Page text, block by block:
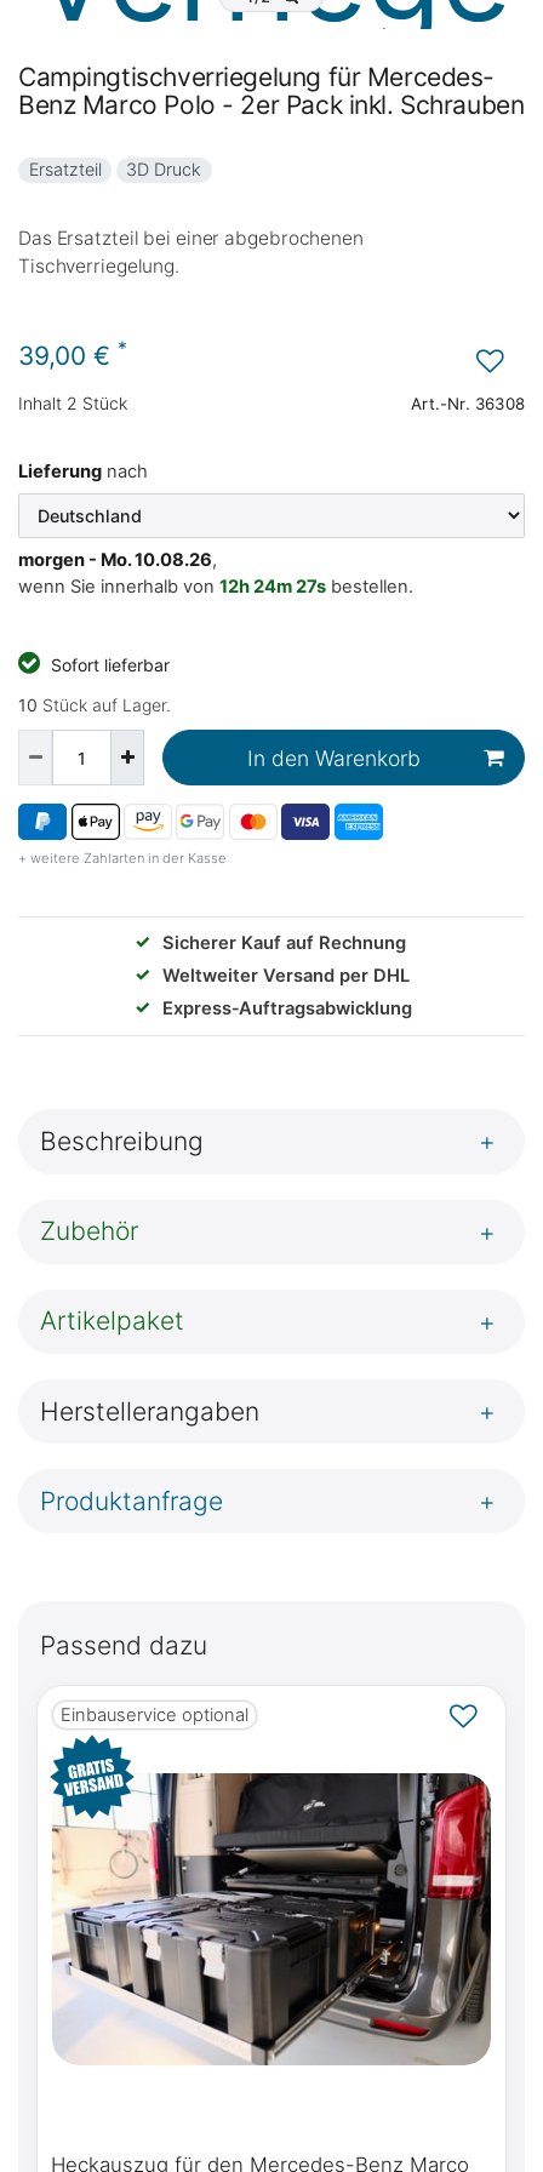
Campingtischverriegelung für Mercedes-
Benz Marco Polo - 2er Pack inkl. Schrauben
Ersatzteil 3D Druck
Das Ersatzteil bei einer abgebrochenen
Tischverriegelung.
39,00 € *
Inhalt 2 Stück Art.-Nr. 36308
Lieferung nach
morgen - Mo. 10.08.26,
wenn Sie innerhalb von 12h24m26s bestellen.
Sofort lieferbar
10 Stück auf Lager.
In den Warenkorb
+ weitere Zahlarten in der Kasse
✓
Sicherer Kauf auf Rechnung
✓
Weltweiter Versand per DHL
✓
Express‑Auftragsabwicklung
Beschreibung +
Zubehör +
Artikelpaket +
Herstellerangaben +
Produktanfrage +
Passend dazu
Einbauservice optional
Heckauszug für den Mercedes-Benz Marco